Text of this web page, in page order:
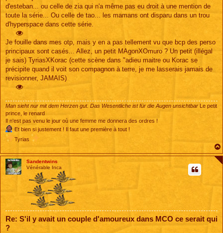
d'esteban... ou celle de zia qui n'a même pas eu droit à une mention de
toute la série... Ou celle de tao... les mamans ont disparu dans un trou
d'hyperspace dans cette série.
Je fouille dans mes otp, mais y en a pas tellement vu que bcp des perso
principaux sont casés... Allez, un petit MAgonXOmuro ? Un petit (illégal
je sais) TyriasXKorac (cette scène dans "adieu maitre ou Korac se
précipite quand il voit son compagnon à terre, je me lasserais jamais de
revisionner, JAMAIS)
Man sieht nur mit dem Herzen gut. Das Wesentliche ist für die Augen unsichtbar Le petit
prince, le renard
Il n'est pas venu le jour où une femme me donnera des ordres !
Et bien si justement ! Il faut une première à tout !
Tyrias
Sandentwins
Vénérable Inca
Re: S'il y avait un couple d'amoureux dans MCO ce serait qui
?